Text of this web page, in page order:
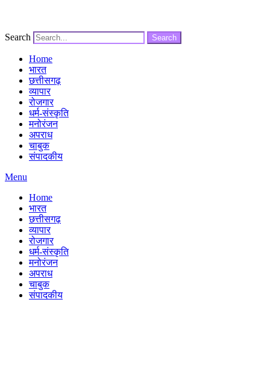
Search Search
Home
भारत
छत्तीसगढ़
व्यापार
रोजगार
धर्म-संस्कृति
मनोरंजन
अपराध
चाबुक
संपादकीय
Menu
Home
भारत
छत्तीसगढ़
व्यापार
रोजगार
धर्म-संस्कृति
मनोरंजन
अपराध
चाबुक
संपादकीय